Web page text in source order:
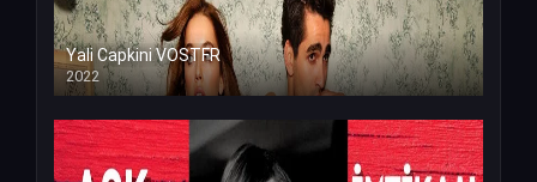
Yali Capkini VOSTFR
2022